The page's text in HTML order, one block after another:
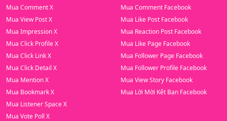
Mua Comment X
Mua View Post X
Mua Impression X
Mua Click Profile X
Mua Click Link X
Mua Click Detail X
Mua Mention X
Mua Bookmark X
Mua Listener Space X
Mua Vote Poll X
Mua Comment Facebook
Mua Like Post Facebook
Mua Reaction Post Facebook
Mua Like Page Facebook
Mua Follower Page Facebook
Mua Follower Profile Facebook
Mua View Story Facebook
Mua Lời Mời Kết Bạn Facebook